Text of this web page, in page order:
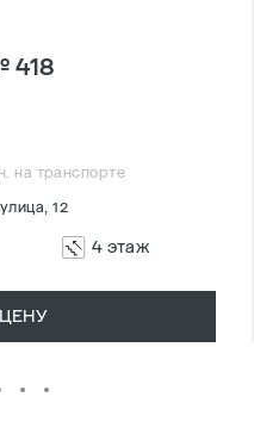
418
на транспорте
12
4 этаж